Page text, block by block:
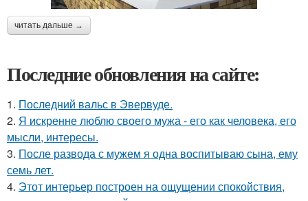
читать дальше →
Последние обновления на сайте:
1. Последний вальс в Эвервуде.
2. Я искренне люблю своего мужа - его как человека, его
мысли, интересы.
3. После развода с мужем я одна воспитываю сына, ему
семь лет.
4. Этот интерьер построен на ощущении спокойствия,